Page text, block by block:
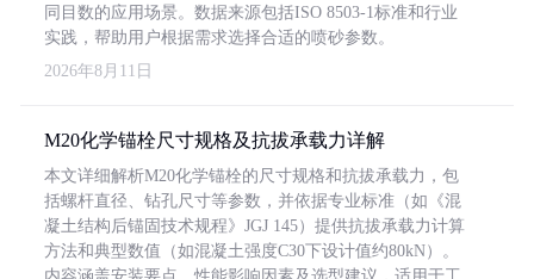
同目数的应用场景。数据来源包括ISO 8503-1标准和行业
实践，帮助用户根据需求选择合适的喷砂参数。
2026年8月11日
M20化学锚栓尺寸规格及抗拔承载力详解
本文详细解析M20化学锚栓的尺寸规格和抗拔承载力，包
括螺杆直径、钻孔尺寸等参数，并依据专业标准（如《混
凝土结构后锚固技术规程》JGJ 145）提供抗拔承载力计算
方法和典型数值（如混凝土强度C30下设计值约80kN）。